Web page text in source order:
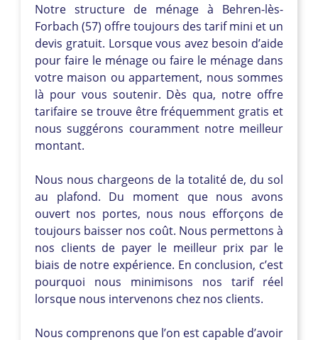
Notre structure de ménage à Behren-lès-
Forbach (57) offre toujours des tarif mini et un
devis gratuit. Lorsque vous avez besoin d’aide
pour faire le ménage ou faire le ménage dans
votre maison ou appartement, nous sommes
là pour vous soutenir. Dès qua, notre offre
tarifaire se trouve être fréquemment gratis et
nous suggérons couramment notre meilleur
montant.
Nous nous chargeons de la totalité de, du sol
au plafond. Du moment que nous avons
ouvert nos portes, nous nous efforçons de
toujours baisser nos coût. Nous permettons à
nos clients de payer le meilleur prix par le
biais de notre expérience. En conclusion, c’est
pourquoi nous minimisons nos tarif réel
lorsque nous intervenons chez nos clients.
Nous comprenons que l’on est capable d’avoir